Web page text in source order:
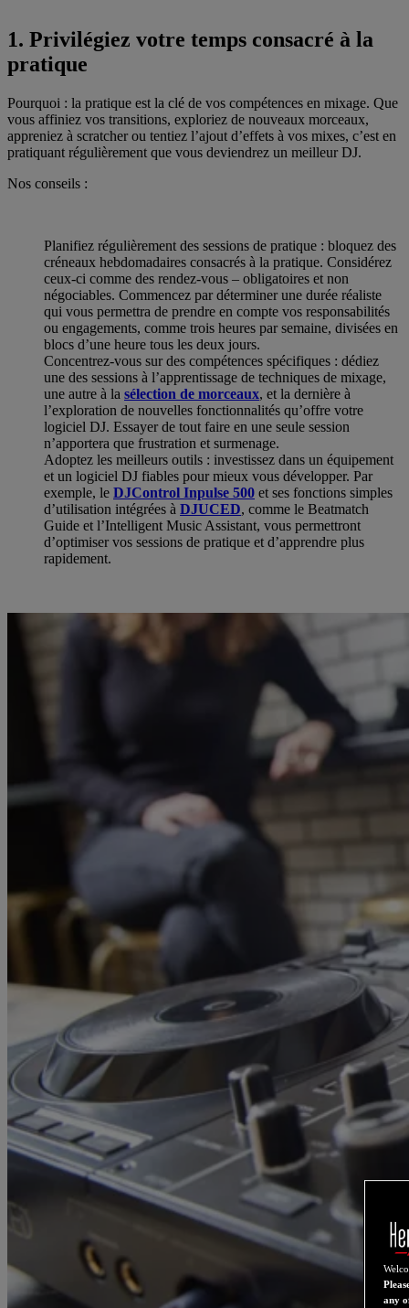
1. Privilégiez votre temps consacré à la
pratique
Pourquoi : la pratique est la clé de vos compétences en mixage. Que
vous affiniez vos transitions, exploriez de nouveaux morceaux,
appreniez à scratcher ou tentiez l’ajout d’effets à vos mixes, c’est en
pratiquant régulièrement que vous deviendrez un meilleur DJ.
Nos conseils :
Planifiez régulièrement des sessions de pratique : bloquez des
créneaux hebdomadaires consacrés à la pratique. Considérez
ceux-ci comme des rendez-vous – obligatoires et non
négociables. Commencez par déterminer une durée réaliste
qui vous permettra de prendre en compte vos responsabilités
ou engagements, comme trois heures par semaine, divisées en
blocs d’une heure tous les deux jours.
Concentrez-vous sur des compétences spécifiques : dédiez
une des sessions à l’apprentissage de techniques de mixage,
une autre à la sélection de morceaux, et la dernière à
l’exploration de nouvelles fonctionnalités qu’offre votre
logiciel DJ. Essayer de tout faire en une seule session
n’apportera que frustration et surmenage.
Adoptez les meilleurs outils : investissez dans un équipement
et un logiciel DJ fiables pour mieux vous développer. Par
exemple, le DJControl Inpulse 500 et ses fonctions simples
d’utilisation intégrées à DJUCED, comme le Beatmatch
Guide et l’Intelligent Music Assistant, vous permettront
d’optimiser vos sessions de pratique et d’apprendre plus
rapidement.
any